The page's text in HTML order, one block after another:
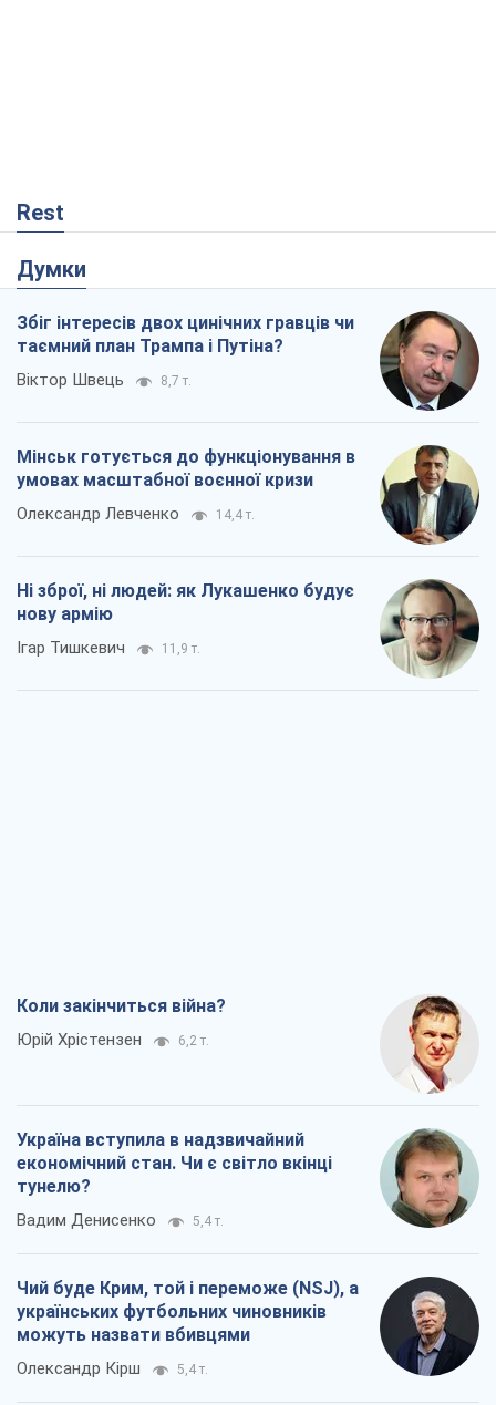
Rest
Думки
Збіг інтересів двох цинічних гравців чи
таємний план Трампа і Путіна?
Віктор Швець 8,7 т.
Мінськ готується до функціонування в
умовах масштабної воєнної кризи
Олександр Левченко 14,4 т.
Ні зброї, ні людей: як Лукашенко будує
нову армію
Ігар Тишкевич 11,9 т.
Коли закінчиться війна?
Юрій Хрістензен 6,2 т.
Україна вступила в надзвичайний
економічний стан. Чи є світло вкінці
тунелю?
Вадим Денисенко 5,4 т.
Чий буде Крим, той і переможе (NSJ), а
українських футбольних чиновників
можуть назвати вбивцями
Олександр Кірш 5,4 т.